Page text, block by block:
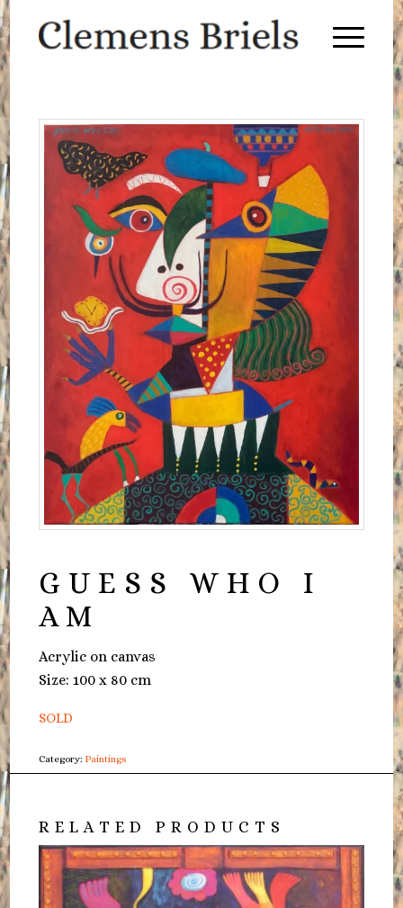
GUESS WHO I
AM
Acrylic on canvas
Size: 100 x 80 cm
SOLD
Category: Paintings
RELATED PRODUCTS